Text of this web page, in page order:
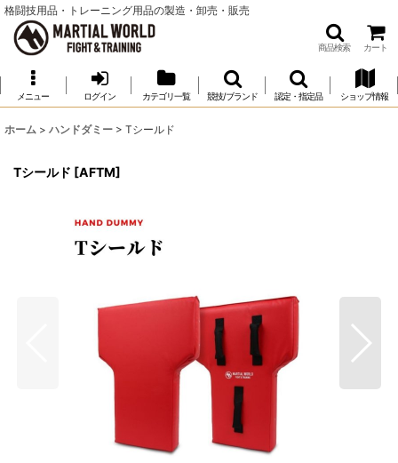
格闘技用品・トレーニング用品の製造・卸売・販売
商品検索 カート
メニュー ログイン カテゴリ一覧 競技/ブランド 認定・指定品 ショップ情報
ホーム > ハンドダミー > Tシールド
Tシールド [AFTM]